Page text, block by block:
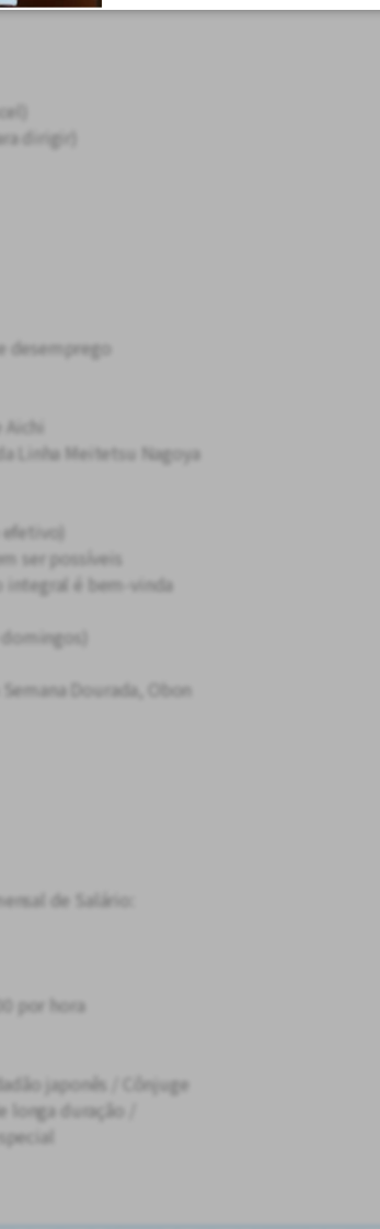
dirigir)
desemprego
Linha Meitetsu Nagoya
ser possíveis
integral é bem-vinda
Dourada, Obon
de Salário:
por hora
japonês / Cônjuge
duração /